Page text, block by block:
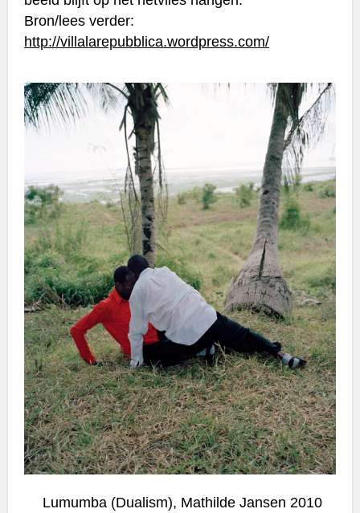
Bron/lees verder:
http://villalarepubblica.wordpress.com/
Lumumba (Dualism), Mathilde Jansen 2010